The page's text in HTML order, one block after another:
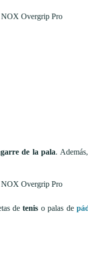
de la pala.
detenis o palas de